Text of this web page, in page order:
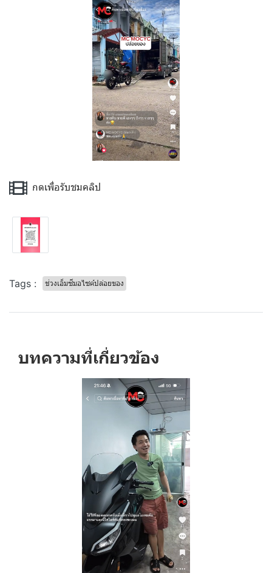
กดเพื่อรับชมคลิป
Tags : ช่วงเอ็มซีมอไซค์ปล่อยของ
บทความที่เกี่ยวข้อง